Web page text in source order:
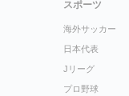
スポーツ
海外サッカー
日本代表
Jリーグ
プロ野球